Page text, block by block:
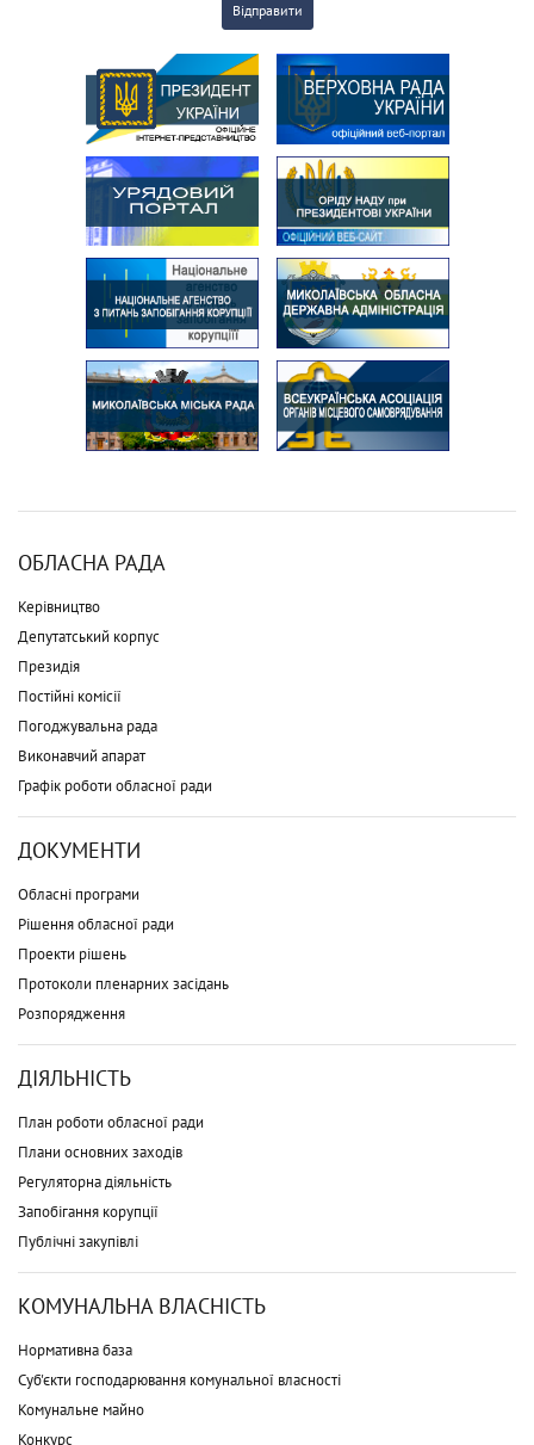
Відправити
ОБЛАСНА РАДА
Керівництво
Депутатський корпус
Президія
Постійні комісії
Погоджувальна рада
Виконавчий апарат
Графік роботи обласної ради
ДОКУМЕНТИ
Обласні програми
Рішення обласної ради
Проекти рішень
Протоколи пленарних засідань
Розпорядження
ДІЯЛЬНІСТЬ
План роботи обласної ради
Плани основних заходів
Регуляторна діяльність
Запобігання корупції
Публічні закупівлі
КОМУНАЛЬНА ВЛАСНІСТЬ
Нормативна база
Суб'єкти господарювання комунальної власності
Комунальне майно
Конкурс